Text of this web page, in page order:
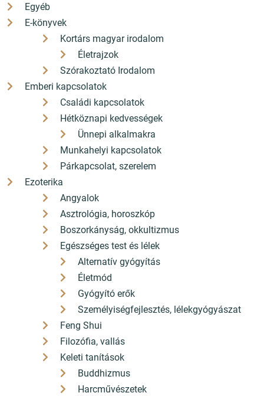
Egyéb
E-könyvek
Kortárs magyar irodalom
Életrajzok
Szórakoztató Irodalom
Emberi kapcsolatok
Családi kapcsolatok
Hétköznapi kedvességek
Ünnepi alkalmakra
Munkahelyi kapcsolatok
Párkapcsolat, szerelem
Ezoterika
Angyalok
Asztrológia, horoszkóp
Boszorkányság, okkultizmus
Egészséges test és lélek
Alternatív gyógyítás
Életmód
Gyógyító erők
Személyiségfejlesztés, lélekgyógyászat
Feng Shui
Filozófia, vallás
Keleti tanítások
Buddhizmus
Harcművészetek
Népszerű kiadványok
Hercule Poirot karácsonya (új kiadás)
4 050